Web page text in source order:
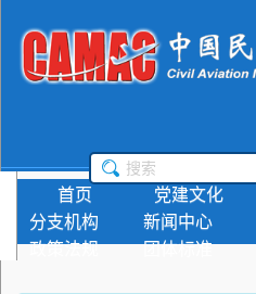
首页 党建文化
分支机构
新闻中心
政策法规
团体标准